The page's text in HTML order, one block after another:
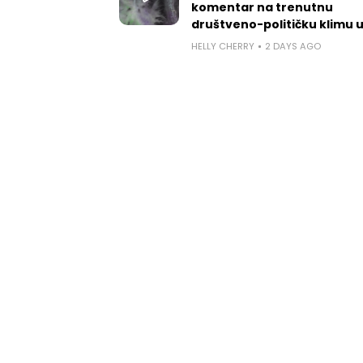
komentar na trenutnu
društveno-političku klimu u
HELLY CHERRY 2 DAYS AGO